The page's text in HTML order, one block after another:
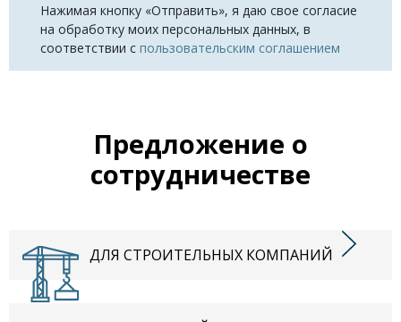
Нажимая кнопку «Отправить», я даю свое согласие
на обработку моих персональных данных, в
соответствии с пользовательским соглашением
Предложение о
сотрудничестве
ДЛЯ СТРОИТЕЛЬНЫХ КОМПАНИЙ